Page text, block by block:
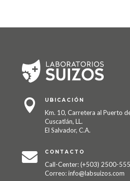
 UBICACIÓN
Km. 10, Carretera al Puerto
Cuscatlán, LL.
El Salvador, C.A.
 CONTACTO
Call-Center: (+503) 2500-
Correo: info@labsuizos.com